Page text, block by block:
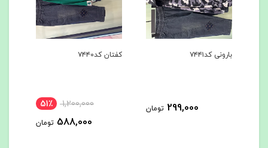
کفتان کد۷۴۴۰
1,200,000
مانتو مزون دوز ک ۷۴۳۹
399,000